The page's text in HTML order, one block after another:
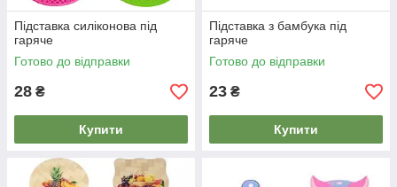
Підставка силіконова під
гаряче
Готово до відправки
28 ₴
Купити
Підставка з бамбука під
гаряче
Готово до відправки
23 ₴
Купити